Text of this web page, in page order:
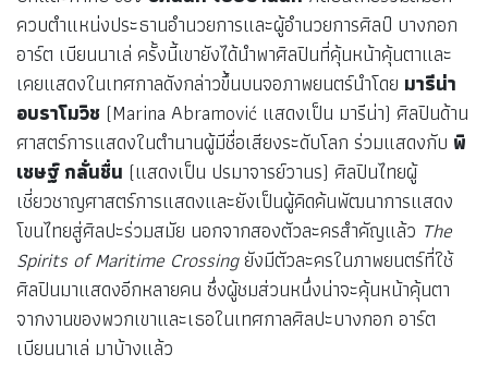
ควบตำแหน่งประธานอำนวยการและผู้อำนวยการศิลป์ บางกอก
อาร์ต เบียนนาเล่ ครั้งนี้เขายังได้นำพาศิลปินที่คุ้นหน้าคุ้นตาและ
เคยแสดงในเทศกาลดังกล่าวขึ้นบนจอภาพยนตร์นำโดย มารีน่า
อบราโมวิช (Marina Abramović แสดงเป็น มารีน่า) ศิลปินด้าน
ศาสตร์การแสดงในตำนานผู้มีชื่อเสียงระดับโลก ร่วมแสดงกับ พิ
เชษฐ์ กลั่นชื่น (แสดงเป็น ปรมาจารย์วานร) ศิลปินไทยผู้
เชี่ยวชาญศาสตร์การแสดงและยังเป็นผู้คิดค้นพัฒนาการแสดง
โขนไทยสู่ศิลปะร่วมสมัย นอกจากสองตัวละครสำคัญแล้ว The
Spirits of Maritime Crossingยังมีตัวละครในภาพยนตร์ที่ใช้
ศิลปินมาแสดงอีกหลายคน ซึ่งผู้ชมส่วนหนึ่งน่าจะคุ้นหน้าคุ้นตา
จากงานของพวกเขาและเธอในเทศกาลศิลปะบางกอก อาร์ต
เบียนนาเล่ มาบ้างแล้ว